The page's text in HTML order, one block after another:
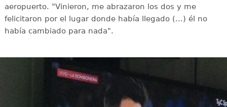
aeropuerto. "Vinieron, me abrazaron los dos y me
felicitaron por el lugar donde había llegado (...) él no
había cambiado para nada".